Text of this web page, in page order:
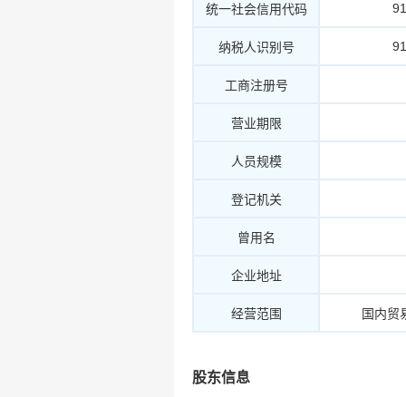
统一社会信用代码
纳税人识别号
工商注册号
营业期限
人员规模
登记机关
曾用名
企业地址
经营范围 国内贸
股东信息